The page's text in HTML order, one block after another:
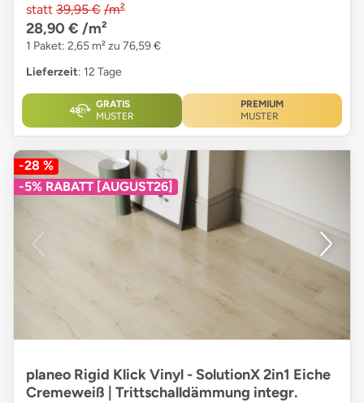
statt 39,95 € /m²
28,90 € /m²
1 Paket: 2,65 m² zu 76,59 €
Lieferzeit: 12 Tage
GRATIS
MUSTER
PREMIUM
MUSTER
-28 %
-5% RABATT [AUGUST26]
planeo Rigid Klick Vinyl - SolutionX 2in1 Eiche
Cremeweiß | Trittschalldämmung integr.